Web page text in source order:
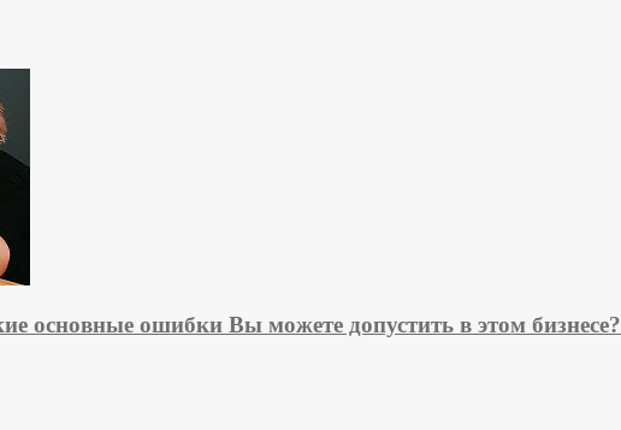
основные ошибки Вы можете допустить в этом бизнесе?